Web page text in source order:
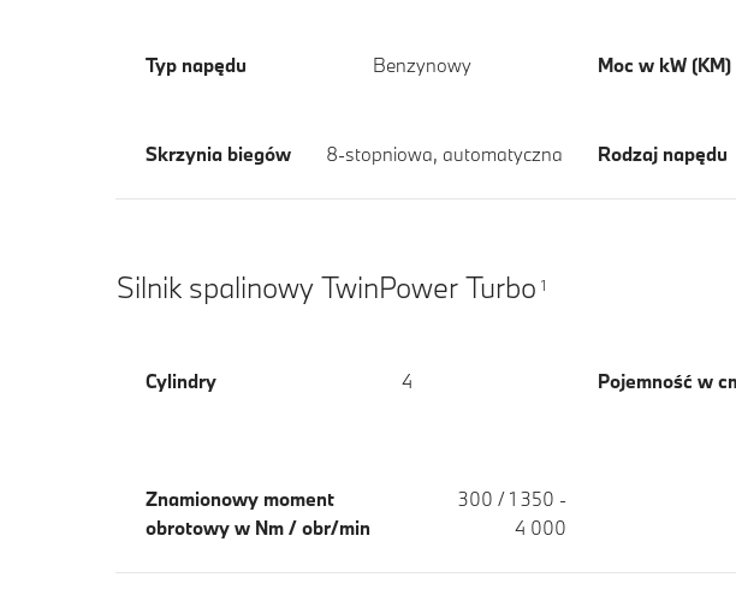
Typ napędu Benzynowy Moc w kW (KM)
Skrzynia biegów 8-stopniowa, automatyczna Rodzaj napędu
Silnik spalinowy TwinPower Turbo 1
Cylindry 4 Pojemność w
Znamionowy moment
obrotowy w Nm / obr/min
300 / 1 350 -
4 000